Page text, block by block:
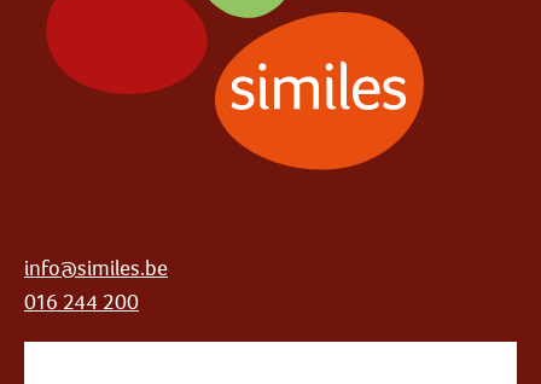
info@similes.be
016 244 200